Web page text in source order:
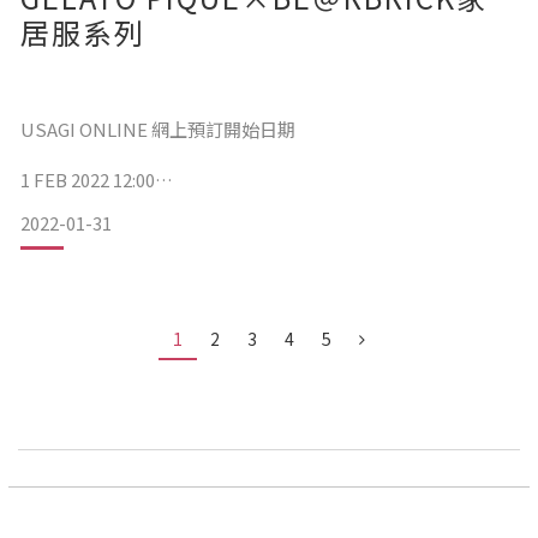
【gelato pique】 [UNISEX] 貓圖案開胸上衣 H
居服系列
USAGI ONLINE 網上預訂開始日期
1 FEB 2022 12:00
2022-01-31
1 2 3 4 5